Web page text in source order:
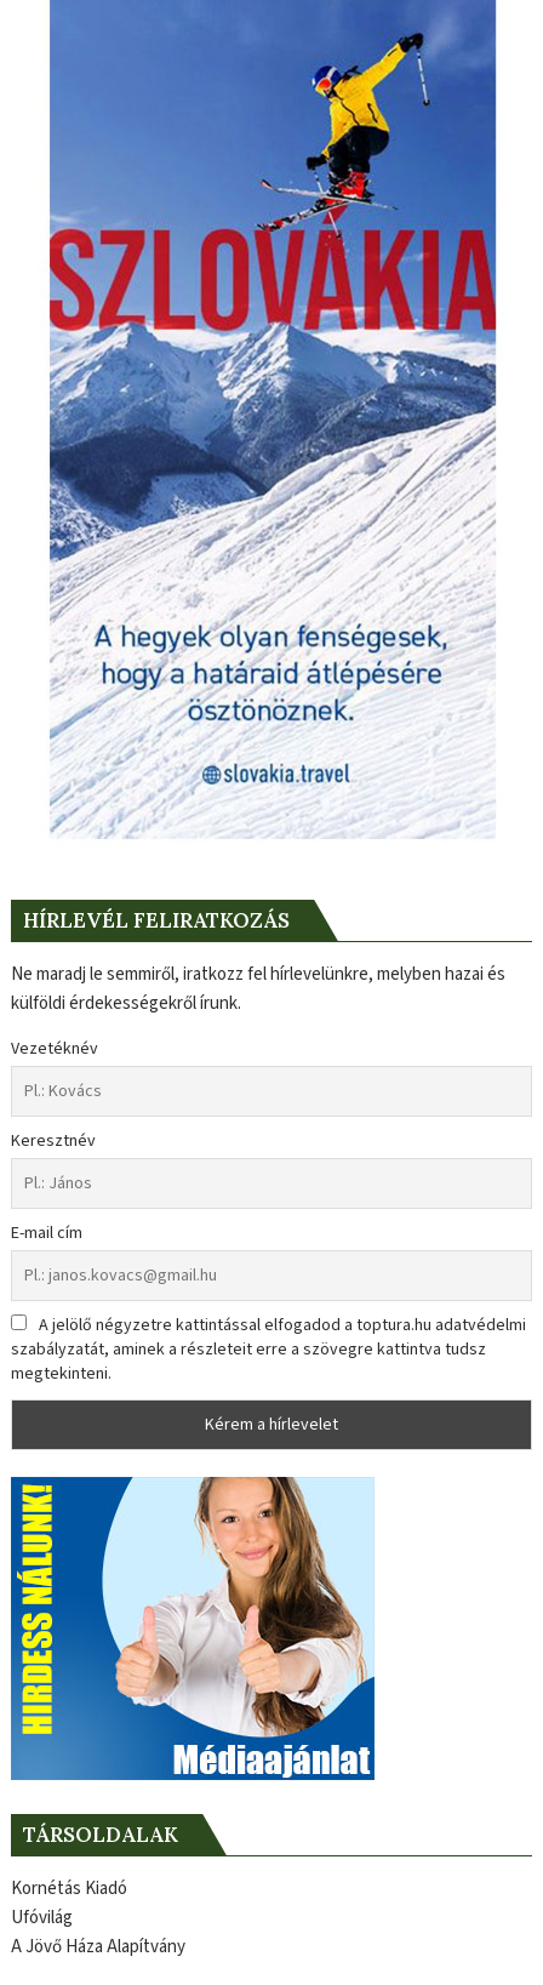
HÍRLEVÉL FELIRATKOZÁS
Ne maradj le semmiről, iratkozz fel hírlevelünkre, melyben hazai és
külföldi érdekességekről írunk.
Vezetéknév
Keresztnév
E-mail cím
A jelölő négyzetre kattintással elfogadod a toptura.hu adatvédelmi
szabályzatát, aminek a részleteit erre a szövegre kattintva tudsz
megtekinteni.
TÁRSOLDALAK
Kornétás Kiadó
Ufóvilág
A Jövő Háza Alapítvány